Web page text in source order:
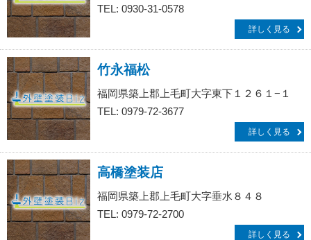
TEL: 0930-31-0578
詳しく見る
竹永福松
福岡県築上郡上毛町大字東下１２６１−１
TEL: 0979-72-3677
詳しく見る
高橋塗装店
福岡県築上郡上毛町大字垂水８４８
TEL: 0979-72-2700
詳しく見る